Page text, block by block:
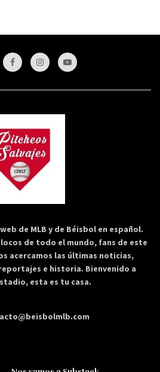
de MLB y de Béisbol en español.
de todo el mundo, fans de este
acercamos las últimas noticias,
e historia. Bienvenido a
esta es tu casa.